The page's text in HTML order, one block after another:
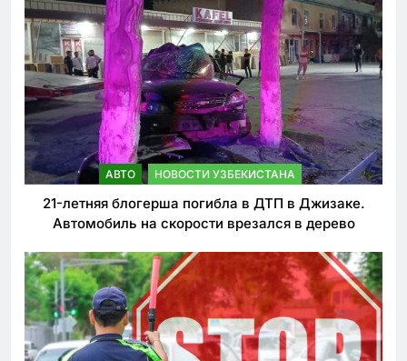
АВТО НОВОСТИ УЗБЕКИСТАНА
21-летняя блогерша погибла в ДТП в Джизаке.
Автомобиль на скорости врезался в дерево